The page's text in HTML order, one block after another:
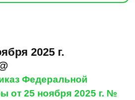
реквизитам
юридически
новым форматам
данные, вложения,